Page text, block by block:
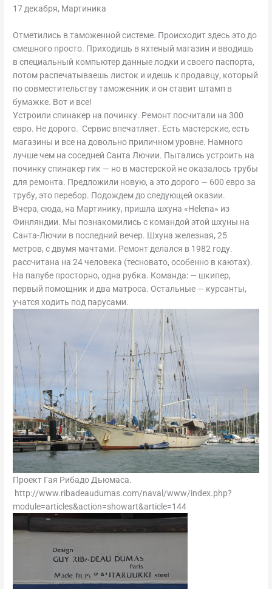
17 декабря, Мартиника
Отметились в таможенной системе. Происходит здесь это до
смешного просто. Приходишь в яхтеный магазин и вводишь
в специальный компьютер данные лодки и своего паспорта,
потом распечатываешь листок и идешь к продавцу, который
по совместительству таможенник и он ставит штамп в
бумажке. Вот и все!
Устроили спинакер на починку. Ремонт посчитали на 300
евро. Не дорого. Сервис впечатляет. Есть мастерские, есть
магазины и все на довольно приличном уровне. Намного
лучше чем на соседней Санта Лючии. Пытались устроить на
починку спинакер гик — но в мастерской не оказалось трубы
для ремонта. Предложили новую, а это дорого — 600 евро за
трубу, это перебор. Подождем до следующей оказии.
Вчера, сюда, на Мартинику, пришла шхуна «Helena» из
Финляндии. Мы познакомились с командой этой шхуны на
Санта-Лючии в последний вечер. Шхуна железная, 25
метров, с двумя мачтами. Ремонт делался в 1982 году.
рассчитана на 24 человека (тесновато, особенно в каютах).
На палубе просторно, одна рубка. Команда: — шкипер,
первый помощник и два матроса. Остальные — курсанты,
учатся ходить под парусами.
Проект Гая Рибадо Дьюмаса.
http://www.ribadeaudumas.com/naval/www/index.php?
module=articles&action=showart&article=144